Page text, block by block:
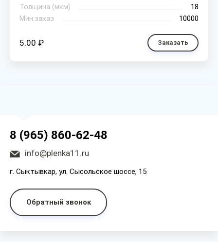
Толщина (мкм)
18
Мин.заказ
10000
5.00 ₽ Заказать
8 (965) 860-62-48
info@plenka11.ru
г. Сыктывкар, ул. Сысольское шоссе, 15
Обратный звонок